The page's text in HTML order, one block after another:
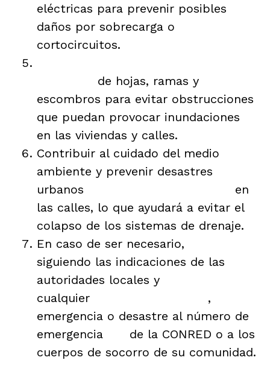
eléctricas para prevenir posibles
daños por sobrecarga o
cortocircuitos.
de hojas, ramas y
escombros para evitar obstrucciones
que puedan provocar inundaciones
en las viviendas y calles.
Contribuir al cuidado del medio
ambiente y prevenir desastres
urbanos
en
las calles, lo que ayudará a evitar el
colapso de los sistemas de drenaje.
En caso de ser necesario,
siguiendo las indicaciones de las
autoridades locales y
cualquier
,
emergencia o desastre al número de
emergencia
de la CONRED o a los
cuerpos de socorro de su comunidad.